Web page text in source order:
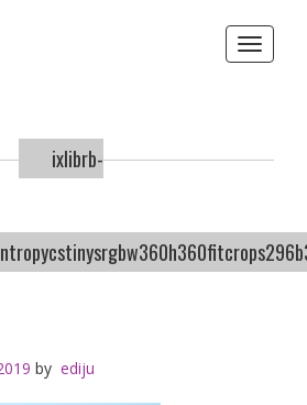
Toggle
ixlibrb-
by ediju